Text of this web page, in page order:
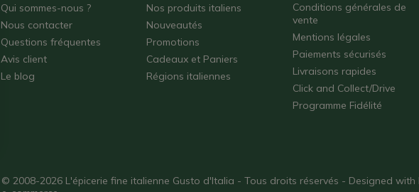
Qui sommes-nous ?
Nous contacter
Questions fréquentes
Avis client
Le blog
Nos produits italiens
Nouveautés
Promotions
Cadeaux et Paniers
Régions italiennes
Conditions générales de
vente
Mentions légales
Paiements sécurisés
Livraisons rapides
Click and Collect/Drive
Programme Fidélité
© 2008-2026 L'épicerie fine italienne Gusto d'Italia - Tous droits réservés - Designed with